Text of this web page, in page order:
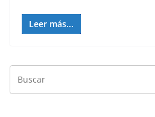
Leer más...